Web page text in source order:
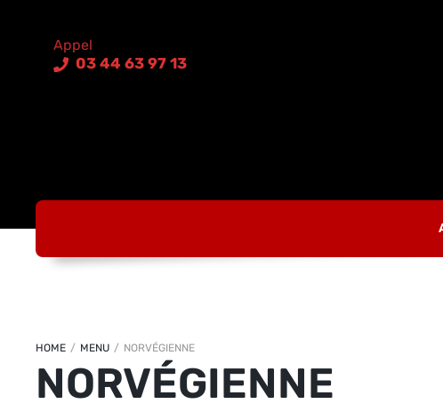
03 44 63 97 13
HOME / MENU / NORVÉGIENNE
NORVÉGIENNE